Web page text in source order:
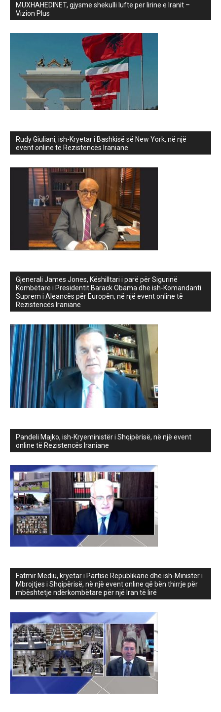
MUXHAHEDINET, gjysme shekulli lufte per lirine e Iranit –
Vizion Plus
Rudy Giuliani, ish-Kryetar i Bashkisë së New York, në një
event online të Rezistencës Iraniane
Gjenerali James Jones, Këshilltari i parë për Sigurinë
Kombëtare i Presidentit Barack Obama dhe ish-Komandanti
Suprem i Aleancës për Europën, në një event online të
Rezistencës Iraniane
Pandeli Majko, ish-Kryeministër i Shqipërisë, në një event
online të Rezistencës Iraniane
Fatmir Mediu, kryetar i Partisë Republikane dhe ish-Ministër i
Mbrojtjes i Shqipërisë, në një event online që bën thirrje për
mbështetje ndërkombëtare për një Iran të lirë